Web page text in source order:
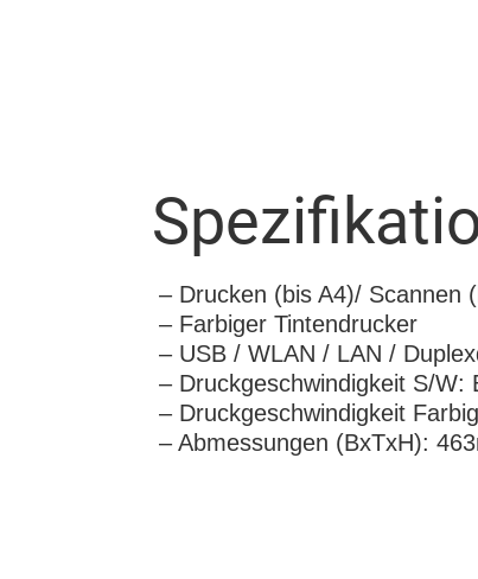
– Drucken (bis A4)/ Scannen
– Farbiger Tintendrucker
– USB / WLAN / LAN /
– Druckgeschwindigkeit S/W:
– Druckgeschwindigkeit
– Abmessungen (BxTxH):